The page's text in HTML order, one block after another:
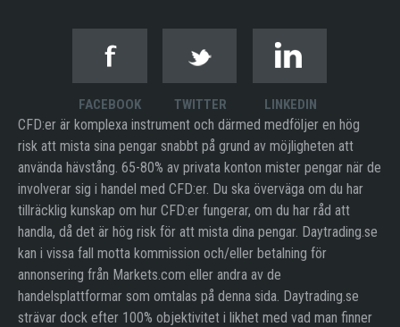
FACEBOOK TWITTER LINKEDIN
CFD:er är komplexa instrument och därmed medföljer en hög
risk att mista sina pengar snabbt på grund av möjligheten att
använda hävstång. 65-80% av privata konton mister pengar när de
involverar sig i handel med CFD:er. Du ska överväga om du har
tillräcklig kunskap om hur CFD:er fungerar, om du har råd att
handla, då det är hög risk för att mista dina pengar. Daytrading.se
kan i vissa fall motta kommission och/eller betalning för
annonsering från Markets.com eller andra av de
handelsplattformar som omtalas på denna sida. Daytrading.se
strävar dock efter 100% objektivitet i likhet med vad man finner